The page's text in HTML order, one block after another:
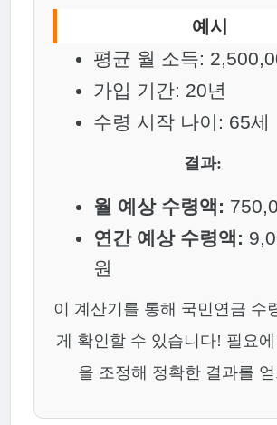
예시
평균 월 소득:
가입 기간: 20년
수령 시작 나이: 65세
결과:
월 예상 수령액:
연간 예상 수령액:
원
이 계산기를 통해 국민연금 수
게 확인할 수 있습니다! 필요
을 조정해 정확한 결과를